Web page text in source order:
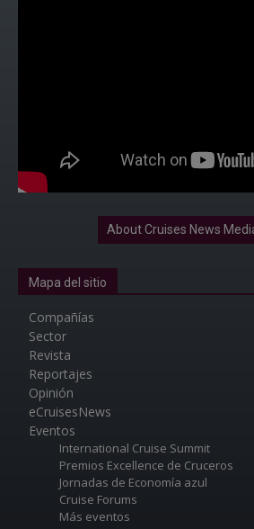
About Cruises News
Mapa del sitio
Compañías
Sector
Revista
Reportajes
Opinión
eCruisesNews
Eventos
International Cruise Summit
Premios Excellence de Cruceros
Jornadas de Economía azul
Cruise Forums
Más eventos